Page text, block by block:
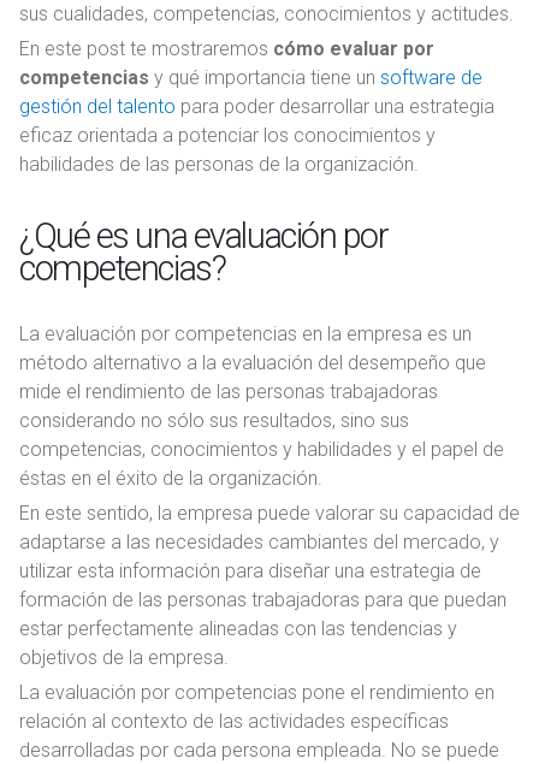
sus cualidades, competencias, conocimientos y actitudes.
En este post te mostraremos cómo evaluar por
competencias y qué importancia tiene un software de
gestión del talento para poder desarrollar una estrategia
eficaz orientada a potenciar los conocimientos y
habilidades de las personas de la organización.
¿Qué es una evaluación por
competencias?
La evaluación por competencias en la empresa es un
método alternativo a la evaluación del desempeño que
mide el rendimiento de las personas trabajadoras
considerando no sólo sus resultados, sino sus
competencias, conocimientos y habilidades y el papel de
éstas en el éxito de la organización.
En este sentido, la empresa puede valorar su capacidad de
adaptarse a las necesidades cambiantes del mercado, y
utilizar esta información para diseñar una estrategia de
formación de las personas trabajadoras para que puedan
estar perfectamente alineadas con las tendencias y
objetivos de la empresa.
La evaluación por competencias pone el rendimiento en
relación al contexto de las actividades específicas
desarrolladas por cada persona empleada. No se puede